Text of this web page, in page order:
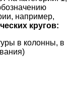
например,
кругов:
в колонны, в